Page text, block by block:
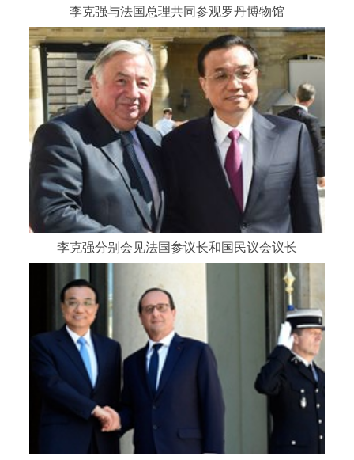
李克强与法国总理共同参观罗丹博物馆
李克强分别会见法国参议长和国民议会议长